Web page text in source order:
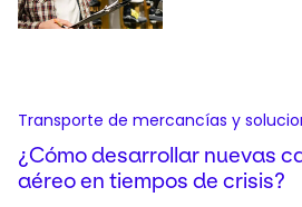
Transporte de mercancías y
¿Cómo desarrollar nuevas
aéreo en tiempos de crisis?